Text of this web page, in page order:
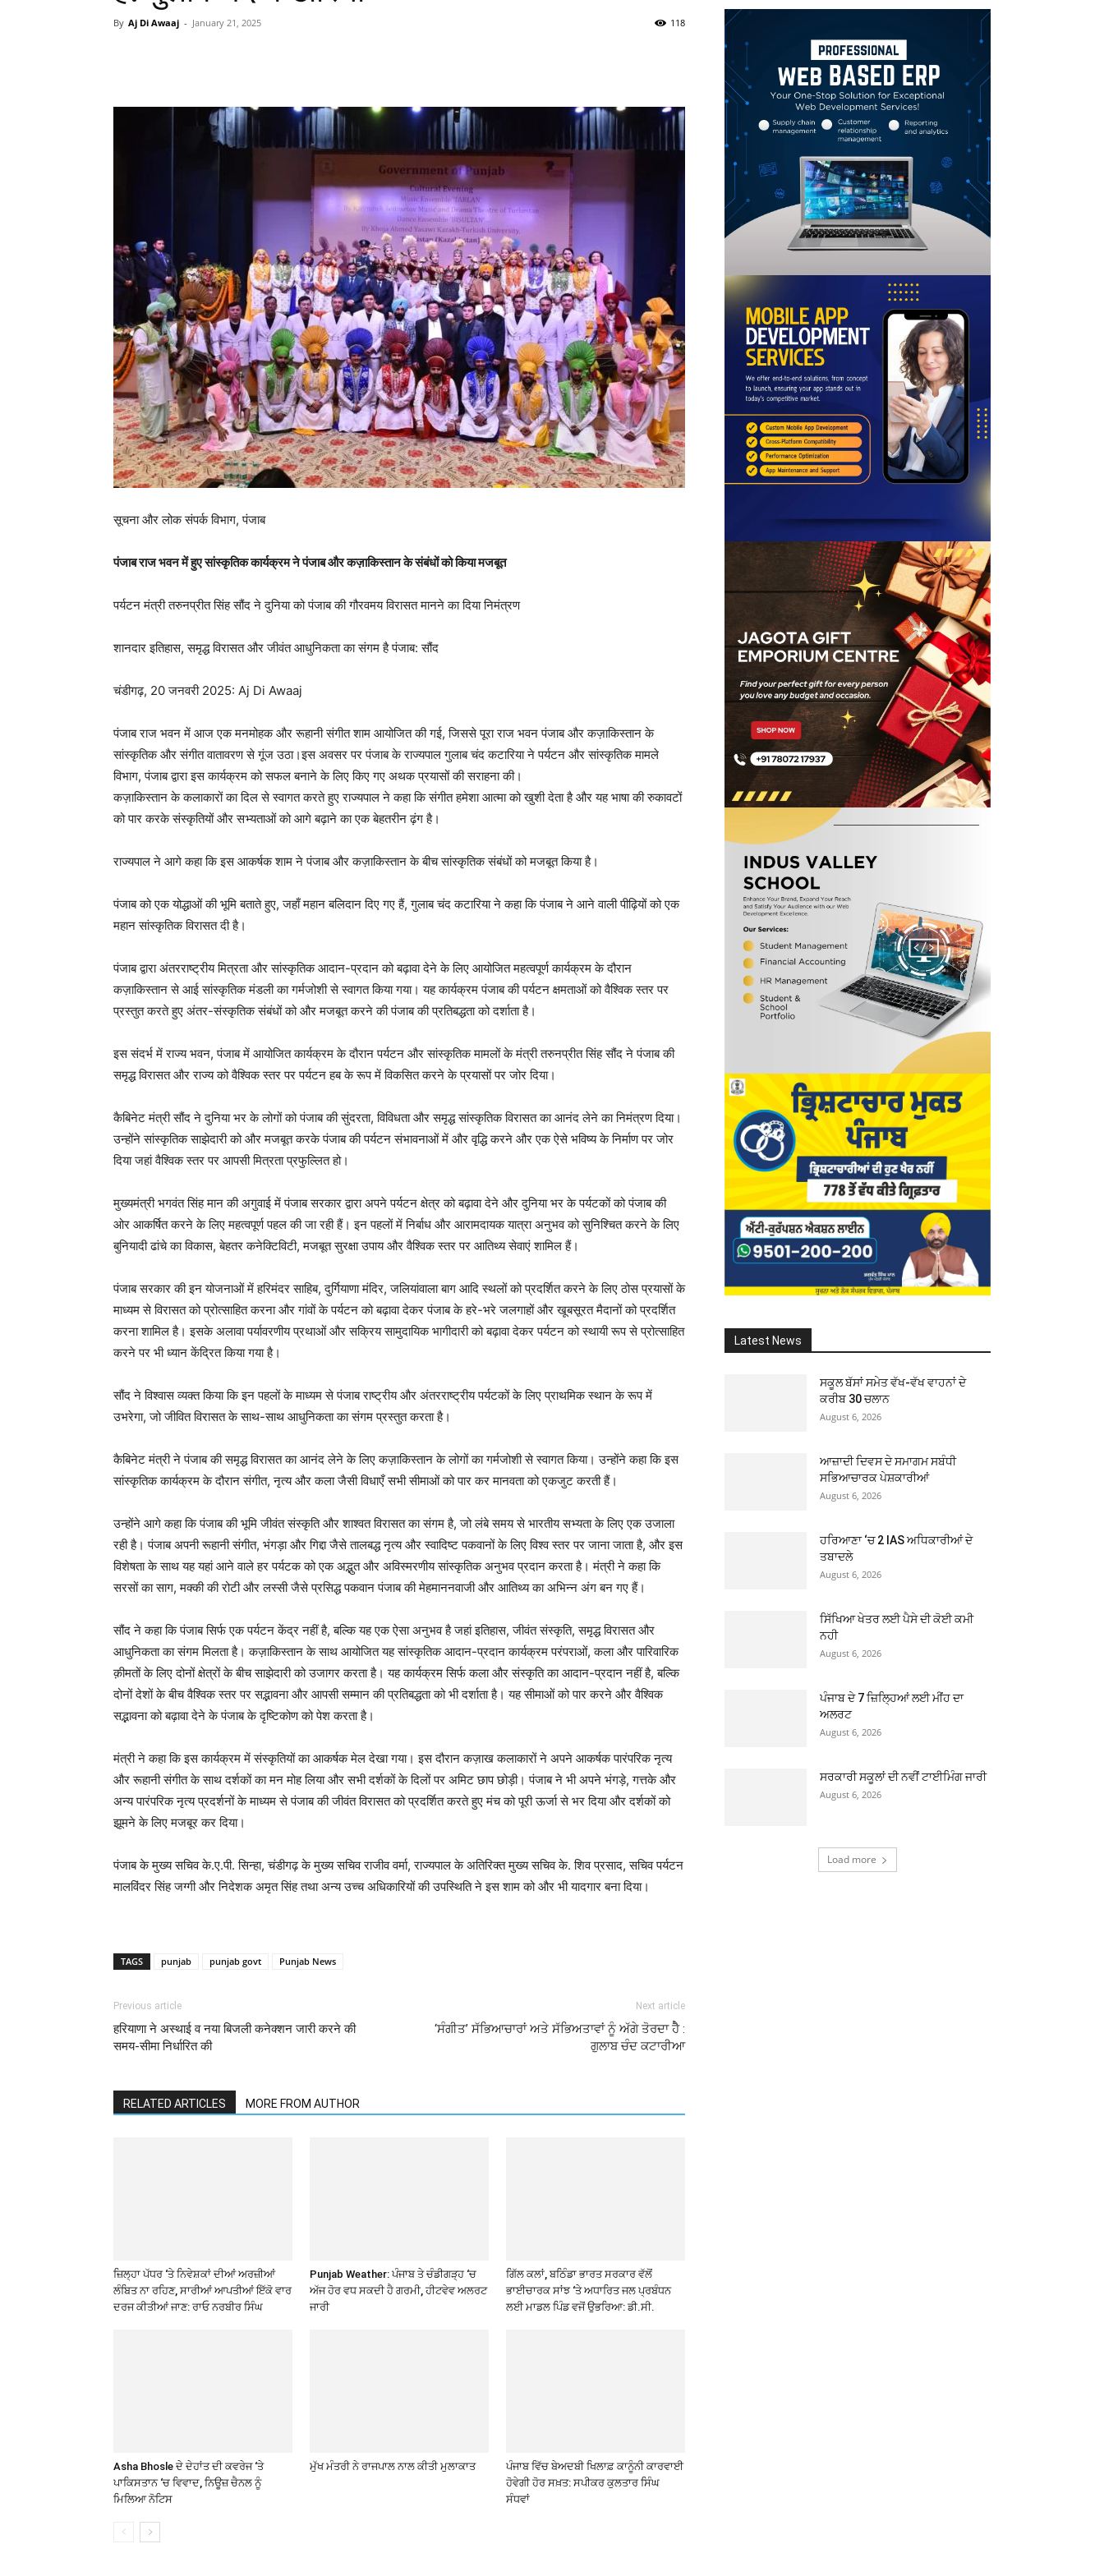
By Aj Di Awaaj - January 21, 2025 118
Email Print
सूचना और लोक संपर्क विभाग, पंजाब
पंजाब राज भवन में हुए सांस्कृतिक कार्यक्रम ने पंजाब और कज़ाकिस्तान के संबंधों को किया मजबूत
पर्यटन मंत्री तरुनप्रीत सिंह सौंद ने दुनिया को पंजाब की गौरवमय विरासत मानने का दिया निमंत्रण
शानदार इतिहास, समृद्ध विरासत और जीवंत आधुनिकता का संगम है पंजाब: सौंद
चंडीगढ़, 20 जनवरी 2025: Aj Di Awaaj
पंजाब राज भवन में आज एक मनमोहक और रूहानी संगीत शाम आयोजित की गई, जिससे पूरा राज भवन पंजाब और कज़ाकिस्तान के
सांस्कृतिक और संगीत वातावरण से गूंज उठा।इस अवसर पर पंजाब के राज्यपाल गुलाब चंद कटारिया ने पर्यटन और सांस्कृतिक मामले
विभाग, पंजाब द्वारा इस कार्यक्रम को सफल बनाने के लिए किए गए अथक प्रयासों की सराहना की।
कज़ाकिस्तान के कलाकारों का दिल से स्वागत करते हुए राज्यपाल ने कहा कि संगीत हमेशा आत्मा को खुशी देता है और यह भाषा की रुकावटों
को पार करके संस्कृतियों और सभ्यताओं को आगे बढ़ाने का एक बेहतरीन ढ़ंग है।
राज्यपाल ने आगे कहा कि इस आकर्षक शाम ने पंजाब और कज़ाकिस्तान के बीच सांस्कृतिक संबंधों को मजबूत किया है।
पंजाब को एक योद्धाओं की भूमि बताते हुए, जहाँ महान बलिदान दिए गए हैं, गुलाब चंद कटारिया ने कहा कि पंजाब ने आने वाली पीढ़ियों को एक
महान सांस्कृतिक विरासत दी है।
पंजाब द्वारा अंतरराष्ट्रीय मित्रता और सांस्कृतिक आदान-प्रदान को बढ़ावा देने के लिए आयोजित महत्वपूर्ण कार्यक्रम के दौरान
कज़ाकिस्तान से आई सांस्कृतिक मंडली का गर्मजोशी से स्वागत किया गया। यह कार्यक्रम पंजाब की पर्यटन क्षमताओं को वैश्विक स्तर पर
प्रस्तुत करते हुए अंतर-संस्कृतिक संबंधों को और मजबूत करने की पंजाब की प्रतिबद्धता को दर्शाता है।
इस संदर्भ में राज्य भवन, पंजाब में आयोजित कार्यक्रम के दौरान पर्यटन और सांस्कृतिक मामलों के मंत्री तरुनप्रीत सिंह सौंद ने पंजाब की
समृद्ध विरासत और राज्य को वैश्विक स्तर पर पर्यटन हब के रूप में विकसित करने के प्रयासों पर जोर दिया।
कैबिनेट मंत्री सौंद ने दुनिया भर के लोगों को पंजाब की सुंदरता, विविधता और समृद्ध सांस्कृतिक विरासत का आनंद लेने का निमंत्रण दिया।
उन्होंने सांस्कृतिक साझेदारी को और मजबूत करके पंजाब की पर्यटन संभावनाओं में और वृद्धि करने और एक ऐसे भविष्य के निर्माण पर जोर
दिया जहां वैश्विक स्तर पर आपसी मित्रता प्रफुल्लित हो।
मुख्यमंत्री भगवंत सिंह मान की अगुवाई में पंजाब सरकार द्वारा अपने पर्यटन क्षेत्र को बढ़ावा देने और दुनिया भर के पर्यटकों को पंजाब की
ओर आकर्षित करने के लिए महत्वपूर्ण पहल की जा रही हैं। इन पहलों में निर्बाध और आरामदायक यात्रा अनुभव को सुनिश्चित करने के लिए
बुनियादी ढांचे का विकास, बेहतर कनेक्टिविटी, मजबूत सुरक्षा उपाय और वैश्विक स्तर पर आतिथ्य सेवाएं शामिल हैं।
पंजाब सरकार की इन योजनाओं में हरिमंदर साहिब, दुर्गियाणा मंदिर, जलियांवाला बाग आदि स्थलों को प्रदर्शित करने के लिए ठोस प्रयासों के
माध्यम से विरासत को प्रोत्साहित करना और गांवों के पर्यटन को बढ़ावा देकर पंजाब के हरे-भरे जलगाहों और खूबसूरत मैदानों को प्रदर्शित
करना शामिल है। इसके अलावा पर्यावरणीय प्रथाओं और सक्रिय सामुदायिक भागीदारी को बढ़ावा देकर पर्यटन को स्थायी रूप से प्रोत्साहित
करने पर भी ध्यान केंद्रित किया गया है।
सौंद ने विश्वास व्यक्त किया कि इन पहलों के माध्यम से पंजाब राष्ट्रीय और अंतरराष्ट्रीय पर्यटकों के लिए प्राथमिक स्थान के रूप में
उभरेगा, जो जीवित विरासत के साथ-साथ आधुनिकता का संगम प्रस्तुत करता है।
कैबिनेट मंत्री ने पंजाब की समृद्ध विरासत का आनंद लेने के लिए कज़ाकिस्तान के लोगों का गर्मजोशी से स्वागत किया। उन्होंने कहा कि इस
सांस्कृतिक कार्यक्रम के दौरान संगीत, नृत्य और कला जैसी विधाएँ सभी सीमाओं को पार कर मानवता को एकजुट करती हैं।
उन्होंने आगे कहा कि पंजाब की भूमि जीवंत संस्कृति और शाश्वत विरासत का संगम है, जो लंबे समय से भारतीय सभ्यता के लिए एक उजाला
रही है। पंजाब अपनी रूहानी संगीत, भंगड़ा और गिद्दा जैसे तालबद्ध नृत्य और स्वादिष्ट पकवानों के लिए विश्व स्तर पर जाना जाता है, और इस
विशेषता के साथ यह यहां आने वाले हर पर्यटक को एक अद्भुत और अविस्मरणीय सांस्कृतिक अनुभव प्रदान करता है। मंत्री ने कहा कि
सरसों का साग, मक्की की रोटी और लस्सी जैसे प्रसिद्ध पकवान पंजाब की मेहमाननवाजी और आतिथ्य का अभिन्न अंग बन गए हैं।
सौंद ने कहा कि पंजाब सिर्फ एक पर्यटन केंद्र नहीं है, बल्कि यह एक ऐसा अनुभव है जहां इतिहास, जीवंत संस्कृति, समृद्ध विरासत और
आधुनिकता का संगम मिलता है। कज़ाकिस्तान के साथ आयोजित यह सांस्कृतिक आदान-प्रदान कार्यक्रम परंपराओं, कला और पारिवारिक
क़ीमतों के लिए दोनों क्षेत्रों के बीच साझेदारी को उजागर करता है। यह कार्यक्रम सिर्फ कला और संस्कृति का आदान-प्रदान नहीं है, बल्कि
दोनों देशों के बीच वैश्विक स्तर पर सद्भावना और आपसी सम्मान की प्रतिबद्धता को भी दर्शाता है। यह सीमाओं को पार करने और वैश्विक
सद्भावना को बढ़ावा देने के पंजाब के दृष्टिकोण को पेश करता है।
मंत्री ने कहा कि इस कार्यक्रम में संस्कृतियों का आकर्षक मेल देखा गया। इस दौरान कज़ाख कलाकारों ने अपने आकर्षक पारंपरिक नृत्य
और रूहानी संगीत के साथ दर्शकों का मन मोह लिया और सभी दर्शकों के दिलों पर अमिट छाप छोड़ी। पंजाब ने भी अपने भंगड़े, गत्तके और
अन्य पारंपरिक नृत्य प्रदर्शनों के माध्यम से पंजाब की जीवंत विरासत को प्रदर्शित करते हुए मंच को पूरी ऊर्जा से भर दिया और दर्शकों को
झूमने के लिए मजबूर कर दिया।
पंजाब के मुख्य सचिव के.ए.पी. सिन्हा, चंडीगढ़ के मुख्य सचिव राजीव वर्मा, राज्यपाल के अतिरिक्त मुख्य सचिव के. शिव प्रसाद, सचिव पर्यटन
मालविंदर सिंह जग्गी और निदेशक अमृत सिंह तथा अन्य उच्च अधिकारियों की उपस्थिति ने इस शाम को और भी यादगार बना दिया।
TAGS punjab punjab govt Punjab News
Previous article
हरियाणा ने अस्थाई व नया बिजली कनेक्शन जारी करने की
समय-सीमा निर्धारित की
Next article
‘ਸੰਗੀਤ’ ਸੱਭਿਆਚਾਰਾਂ ਅਤੇ ਸੱਭਿਅਤਾਵਾਂ ਨੂੰ ਅੱਗੇ ਤੋਰਦਾ ਹੈੈ :
ਗੁਲਾਬ ਚੰਦ ਕਟਾਰੀਆ
RELATED ARTICLES MORE FROM AUTHOR
ਜ਼ਿਲ੍ਹਾ ਪੱਧਰ ‘ਤੇ ਨਿਵੇਸ਼ਕਾਂ ਦੀਆਂ ਅਰਜ਼ੀਆਂ
ਲੰਬਿਤ ਨਾ ਰਹਿਣ, ਸਾਰੀਆਂ ਆਪਤੀਆਂ ਇੱਕੋ ਵਾਰ
ਦਰਜ ਕੀਤੀਆਂ ਜਾਣ: ਰਾਓ ਨਰਬੀਰ ਸਿੰਘ
Punjab Weather: ਪੰਜਾਬ ਤੇ ਚੰਡੀਗੜ੍ਹ ‘ਚ
ਅੱਜ ਹੋਰ ਵਧ ਸਕਦੀ ਹੈ ਗਰਮੀ, ਹੀਟਵੇਵ ਅਲਰਟ
ਜਾਰੀ
ਗਿੱਲ ਕਲਾਂ, ਬਠਿੰਡਾ ਭਾਰਤ ਸਰਕਾਰ ਵੱਲੋਂ
ਭਾਈਚਾਰਕ ਸਾਂਝ ‘ਤੇ ਅਧਾਰਿਤ ਜਲ ਪ੍ਰਬੰਧਨ
ਲਈ ਮਾਡਲ ਪਿੰਡ ਵਜੋਂ ਉਭਰਿਆ: ਡੀ.ਸੀ.
Asha Bhosle ਦੇ ਦੇਹਾਂਤ ਦੀ ਕਵਰੇਜ ‘ਤੇ
ਪਾਕਿਸਤਾਨ ‘ਚ ਵਿਵਾਦ, ਨਿਊਜ਼ ਚੈਨਲ ਨੂੰ
ਮਿਲਿਆ ਨੋਟਿਸ
ਮੁੱਖ ਮੰਤਰੀ ਨੇ ਰਾਜਪਾਲ ਨਾਲ ਕੀਤੀ ਮੁਲਾਕਾਤ
ਪੰਜਾਬ ਵਿੱਚ ਬੇਅਦਬੀ ਖਿਲਾਫ਼ ਕਾਨੂੰਨੀ ਕਾਰਵਾਈ
ਹੋਵੇਗੀ ਹੋਰ ਸਖ਼ਤ: ਸਪੀਕਰ ਕੁਲਤਾਰ ਸਿੰਘ
ਸੰਧਵਾਂ
Latest News
ਸਕੂਲ ਬੱਸਾਂ ਸਮੇਤ ਵੱਖ-ਵੱਖ ਵਾਹਨਾਂ ਦੇ
ਕਰੀਬ 30 ਚਲਾਨ
August 6, 2026
ਆਜ਼ਾਦੀ ਦਿਵਸ ਦੇ ਸਮਾਗਮ ਸਬੰਧੀ
ਸਭਿਆਚਾਰਕ ਪੇਸ਼ਕਾਰੀਆਂ
August 6, 2026
ਹਰਿਆਣਾ ‘ਚ 2 IAS ਅਧਿਕਾਰੀਆਂ ਦੇ
ਤਬਾਦਲੇ
August 6, 2026
ਸਿੱਖਿਆ ਖੇਤਰ ਲਈ ਪੈਸੇ ਦੀ ਕੋਈ ਕਮੀ
ਨਹੀ
August 6, 2026
ਪੰਜਾਬ ਦੇ 7 ਜ਼ਿਲ੍ਹਿਆਂ ਲਈ ਮੀਂਹ ਦਾ
ਅਲਰਟ
August 6, 2026
ਸਰਕਾਰੀ ਸਕੂਲਾਂ ਦੀ ਨਵੀਂ ਟਾਈਮਿੰਗ ਜਾਰੀ
August 6, 2026
Load more